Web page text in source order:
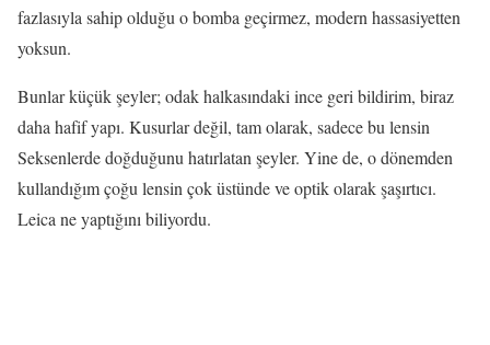
fazlasıyla sahip olduğu o bomba geçirmez, modern hassasiyetten
yoksun.
Bunlar küçük şeyler; odak halkasındaki ince geri bildirim, biraz
daha hafif yapı. Kusurlar değil, tam olarak, sadece bu lensin
Seksenlerde doğduğunu hatırlatan şeyler. Yine de, o dönemden
kullandığım çoğu lensin çok üstünde ve optik olarak şaşırtıcı.
Leica ne yaptığını biliyordu.